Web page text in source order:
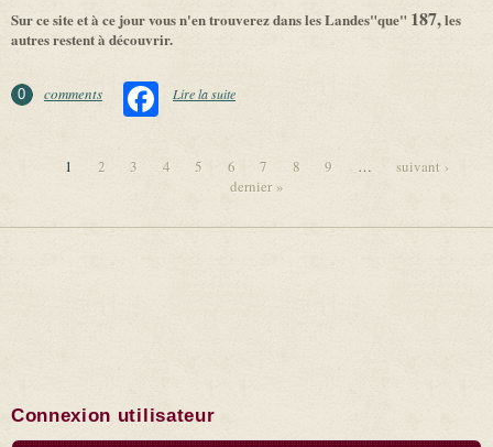
Sur ce site et à ce jour vous n'en trouverez dans les Landes"que" 187,les
autres restent à découvrir.
0 comments Facebook
Lire la suite
1 2 3 4 5 6 7 8 9 …
suivant ›
dernier »
Connexion utilisateur